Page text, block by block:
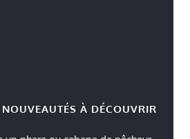
NOUVEAUTÉS À DÉCOUVRIR